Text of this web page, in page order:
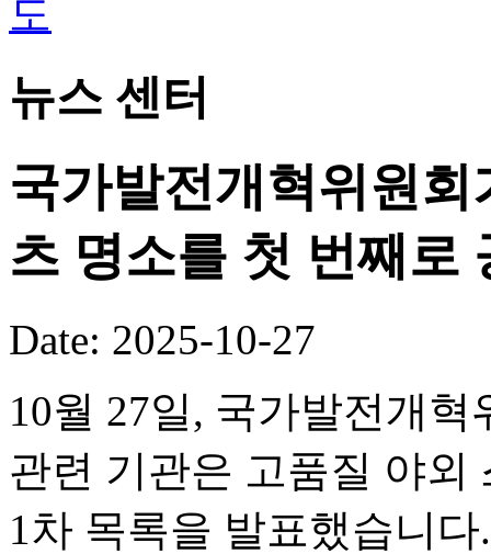
뉴스 센터
국가발전개혁위원
츠 명소를 첫 번째로
Date: 2025-10-27
10월 27일, 국가발전개
관련 기관은 고품질 야외
1차 목록을 발표했습니다.